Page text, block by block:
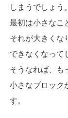
しまうでしょう。
最初は小さなこ
それが大きくな
できなくなって
そうなれば、も
小さなブロック
す。